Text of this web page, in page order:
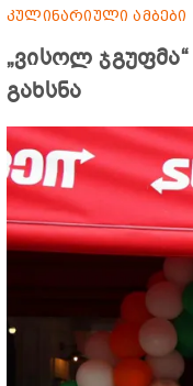
„ვისოლ
გახსნა
კულინარიული ამბები